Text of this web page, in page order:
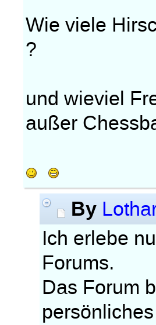
Wie viele
?
und wieviel
außer
By
Ich erlebe
Forums.
Das Forum